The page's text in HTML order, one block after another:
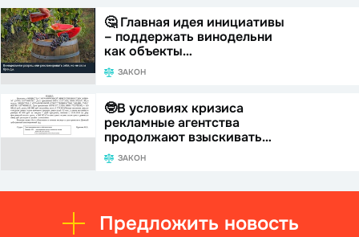
🤔 Главная идея инициативы
– поддержать винодельни
как объекты…
ЗАКОН
🤓В условиях кризиса
рекламные агентства
продолжают взыскивать…
ЗАКОН
Предложить новость